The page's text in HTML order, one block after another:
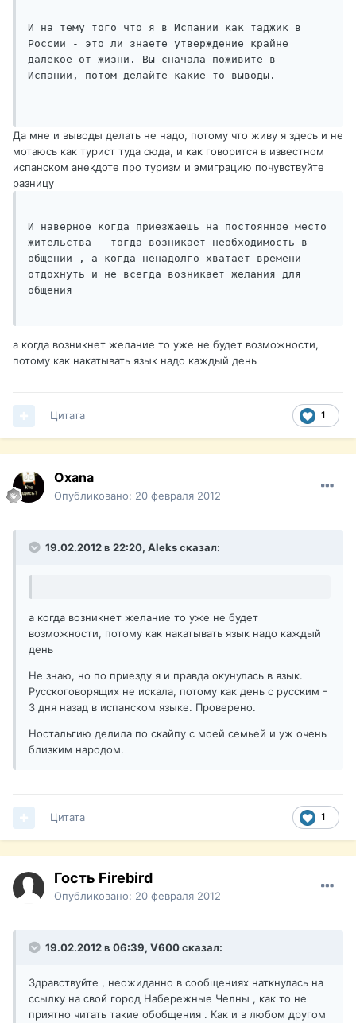
И на тему того что я в Испании как таджик в
России - это ли знаете утверждение крайне
далекое от жизни. Вы сначала поживите в
Испании, потом делайте какие-то выводы.
Да мне и выводы делать не надо, потому что живу я здесь и не
мотаюсь как турист туда сюда, и как говорится в известном
испанском анекдоте про туризм и эмиграцию почувствуйте
разницу
И наверное когда приезжаешь на постоянное место
жительства - тогда возникает необходимость в
общении , а когда ненадолго хватает времени
отдохнуть и не всегда возникает желания для
общения
а когда возникнет желание то уже не будет возможности,
потому как накатывать язык надо каждый день
1
Цитата
Oxana
Опубликовано: 20 февраля 2012
19.02.2012 в 22:20, Aleks сказал:
а когда возникнет желание то уже не будет
возможности, потому как накатывать язык надо каждый
день
Не знаю, но по приезду я и правда окунулась в язык.
Русскоговорящих не искала, потому как день с русским -
3 дня назад в испанском языке. Проверено.
Ностальгию делила по скайпу с моей семьей и уж очень
близким народом.
1
Цитата
Гость Firebird
Опубликовано: 20 февраля 2012
19.02.2012 в 06:39, V600 сказал:
Здравствуйте , неожиданно в сообщениях наткнулась на
ссылку на свой город Набережные Челны , как то не
приятно читать такие обобщения . Как и в любом другом